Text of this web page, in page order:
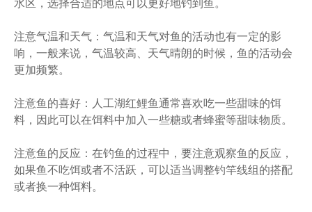
水区，选择合适的地点可以更好地钓到鱼。
注意气温和天气：气温和天气对鱼的活动也有一定的影
响，一般来说，气温较高、天气晴朗的时候，鱼的活动会
更加频繁。
注意鱼的喜好：人工湖红鲤鱼通常喜欢吃一些甜味的饵
料，因此可以在饵料中加入一些糖或者蜂蜜等甜味物质。
注意鱼的反应：在钓鱼的过程中，要注意观察鱼的反应，
如果鱼不吃饵或者不活跃，可以适当调整钓竿线组的搭配
或者换一种饵料。